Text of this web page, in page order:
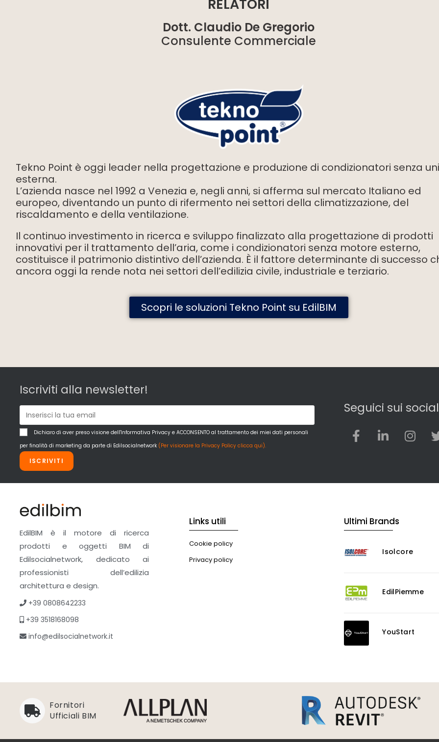
RELATORI
Dott. Claudio De Gregorio
Consulente Commerciale
Tekno Point è oggi leader nella progettazione e produzione di condizionatori senza
esterna.
L’azienda nasce nel 1992 a Venezia e, negli anni, si afferma sul mercato Italiano ed
europeo, diventando un punto di rifermento nei settori della climatizzazione, del
riscaldamento e della ventilazione.
Il continuo investimento in ricerca e sviluppo finalizzato alla progettazione di prodotti
innovativi per il trattamento dell’aria, come i condizionatori senza motore esterno,
costituisce il patrimonio distintivo dell’azienda. È il fattore determinante di successo
ancora oggi la rende nota nei settori dell’edilizia civile, industriale e terziario.
Scopri le soluzioni Tekno Point su EdilBIM
Iscriviti alla newsletter!
Dichiaro di aver preso visione dell'Informativa Privacy e ACCONSENTO al trattamento dei miei dati personali
per finalità di marketing da parte di Edilsocialnetwork (Per visionare la Privacy Policy clicca qui).
ISCRIVITI
Seguici sui social
EdilBIM è il motore di ricerca
prodotti e oggetti BIM di
Edilsocialnetwork, dedicato ai
professionisti dell’edilizia
architettura e design.
+39 0808642233
+39 3518168098
info@edilsocialnetwork.it
Links utili
Cookie policy
Privacy policy
Ultimi Brands
Isolcore
EdilPiemme
YouStart
Fornitori
Ufficiali BIM